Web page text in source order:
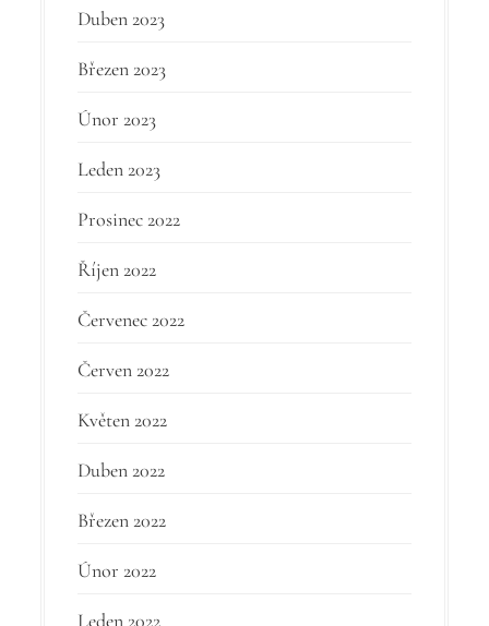
Duben 2023
Březen 2023
Únor 2023
Leden 2023
Prosinec 2022
Říjen 2022
Červenec 2022
Červen 2022
Květen 2022
Duben 2022
Březen 2022
Únor 2022
Leden 2022